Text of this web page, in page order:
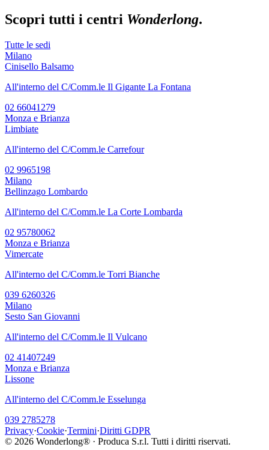
Scopri tutti i centri Wonderlong.
Tutte le sedi
Milano
Cinisello Balsamo
All'interno del C/Comm.le Il Gigante La Fontana
02 66041279
Monza e Brianza
Limbiate
All'interno del C/Comm.le Carrefour
02 9965198
Milano
Bellinzago Lombardo
All'interno del C/Comm.le La Corte Lombarda
02 95780062
Monza e Brianza
Vimercate
All'interno del C/Comm.le Torri Bianche
039 6260326
Milano
Sesto San Giovanni
All'interno del C/Comm.le Il Vulcano
02 41407249
Monza e Brianza
Lissone
All'interno del C/Comm.le Esselunga
039 2785278
Privacy·Cookie·Termini·Diritti GDPR
© 2026 Wonderlong® · Produca S.r.l. Tutti i diritti riservati.